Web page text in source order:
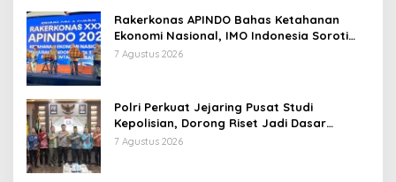
Rakerkonas APINDO Bahas Ketahanan
Ekonomi Nasional, IMO Indonesia Soroti
Pentingnya Kolaborasi Lintas Sektor
7 Agustus 2026
Polri Perkuat Jejaring Pusat Studi
Kepolisian, Dorong Riset Jadi Dasar
Kebijakan dan Inovasi
7 Agustus 2026